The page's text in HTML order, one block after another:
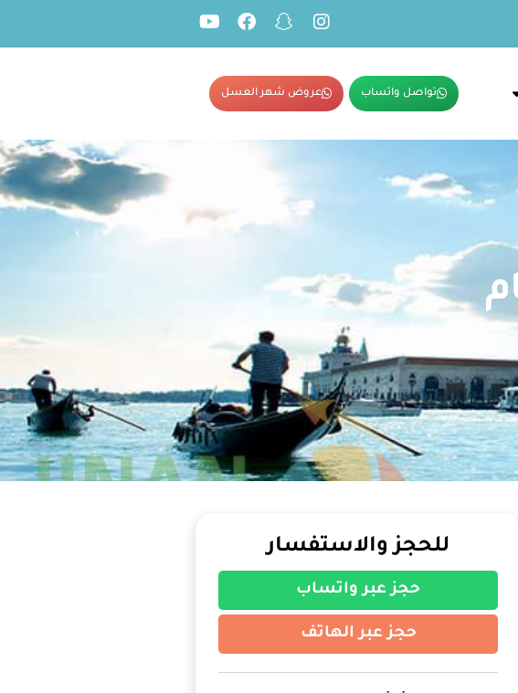
تواصل واتساب عروض شهر العسل
للحجز والاستفسار
حجز عبر واتساب
حجز عبر الهاتف